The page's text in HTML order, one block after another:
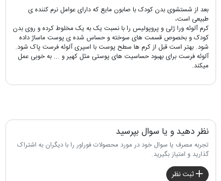
بعد از شستشوی بدن کودک با صابون مایع که دارای عوامل نرم کننده ی
طبیعی است،
کرم آلوئه ورا ژلی و پروپولیس را با نسبت یک به یک مخلوط کرده و روی بدن
کودک و بخصوص قسمت های سوخته و حساس شده ی پوست ماساژ داده
شود. بهتر است قبل از کرم ها سطح پوست با اسپری آلوئه فرست پاک شود.
آلوئه فرست برای بهبود حساسیت های پوستی مثل کهیر و ... به خوبی عمل
میکند.
نظر دهید و یا سوال بپرسید
تجربه مصرف یا سوال خود در مورد محصولات فوراور را با دیگران به اشتراک
گذارید و امتیاز بگیرید.
ثبت نظر